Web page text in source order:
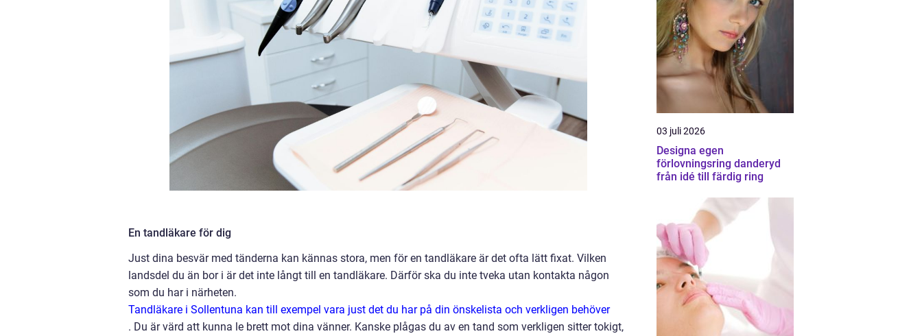
En tandläkare för dig
Just dina besvär med tänderna kan kännas stora, men för en tandläkare är det ofta lätt fixat. Vilken
landsdel du än bor i är det inte långt till en tandläkare. Därför ska du inte tveka utan kontakta någon
som du har i närheten.
Tandläkare i Sollentuna kan till exempel vara just det du har på din önskelista och verkligen behöver
. Du är värd att kunna le brett mot dina vänner. Kanske plågas du av en tand som verkligen sitter tokigt,
03 juli 2026
Designa egen
förlovningsring danderyd
från idé till färdig ring